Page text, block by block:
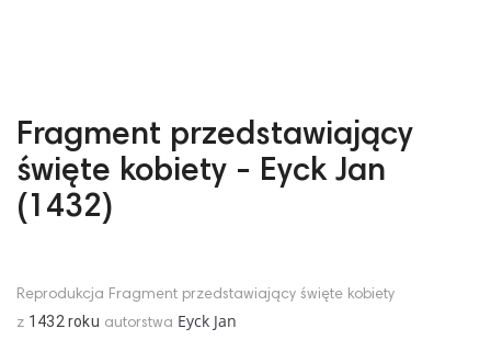
Fragment przedstawiający
święte kobiety - Eyck Jan
(1432)
Reprodukcja Fragment przedstawiający święte kobiety
z 1432 roku autorstwa Eyck Jan